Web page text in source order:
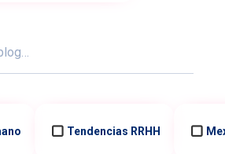
Tendencias RRHH